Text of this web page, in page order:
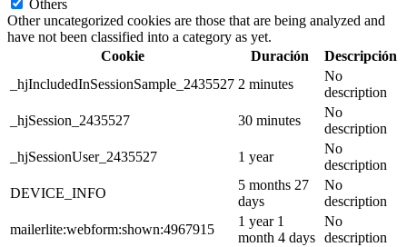
Others
Other uncategorized cookies are those that are being analyzed and
have not been classified into a category as yet.
Cookie
Duración
Descripción
_hjIncludedInSessionSample_2435527 2 minutes
No
description
_hjSession_2435527
30 minutes
No
description
_hjSessionUser_2435527
1 year
No
description
DEVICE_INFO
5 months 27
days
No
description
mailerlite:webform:shown:4967915
1 year 1
month 4 days
No
description